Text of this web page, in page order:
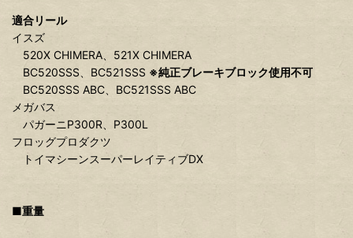
適合リール
イスズ
520X CHIMERA、521X CHIMERA
BC520SSS、BC521SSS ※純正ブレーキブロック使用不可
BC520SSS ABC、BC521SSS ABC
メガバス
パガーニP300R、P300L
フロッグプロダクツ
トイマシーンスーパーレイティブDX
■重量